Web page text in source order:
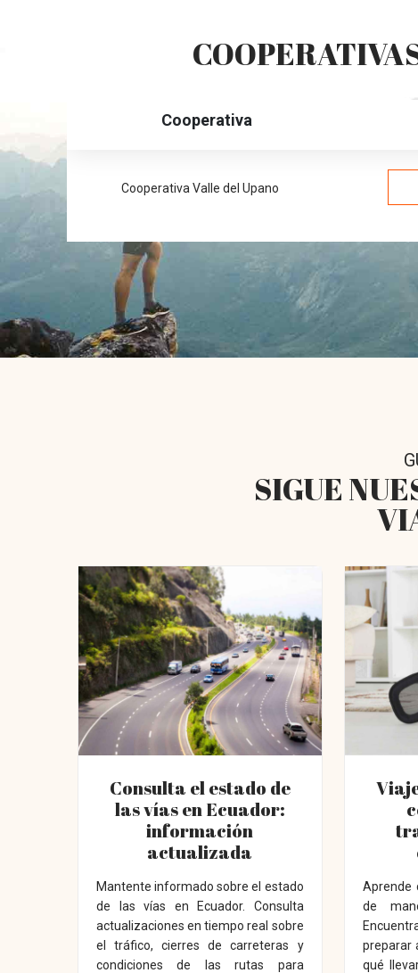
Cooperativa
Cooperativa Valle del Upano
SIGUE
Consulta el estado de
las vías en Ecuador:
información
actualizada
Mantente informado sobre el estado
de las vías en Ecuador. Consulta
actualizaciones en tiempo real sobre
el tráfico, cierres de carreteras y
condiciones de las rutas para
Aprende
de
preparar
qué